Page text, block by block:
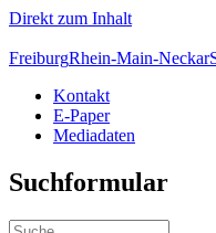
Direkt zum Inhalt
FreiburgRhein-Main-Neckar
Kontakt
E-Paper
Mediadaten
Suchformular